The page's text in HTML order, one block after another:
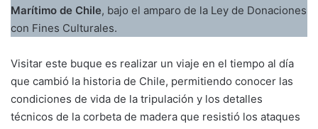
Marítimo de Chile, bajo el amparo de la Ley de Donaciones
con Fines Culturales.
Visitar este buque es realizar un viaje en el tiempo al día
que cambió la historia de Chile, permitiendo conocer las
condiciones de vida de la tripulación y los detalles
técnicos de la corbeta de madera que resistió los ataques